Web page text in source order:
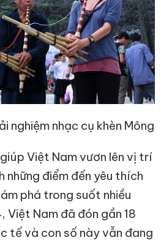
nghiệm nhạc cụ khèn Mông
Việt Nam vươn lên vị trí
những điểm đến yêu thích
phá trong suốt nhiều
Việt Nam đã đón gần 18
tế và con số này vẫn đang